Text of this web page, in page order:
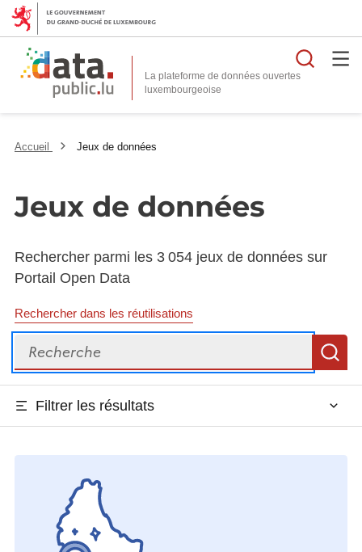
La plateforme de données ouvertes
Accueil Jeux de données
Jeux de données
Rechercher parmi les 3 054 jeux de données sur
Portail Open Data
Rechercher dans les réutilisations
Recherche
Filtrer les résultats